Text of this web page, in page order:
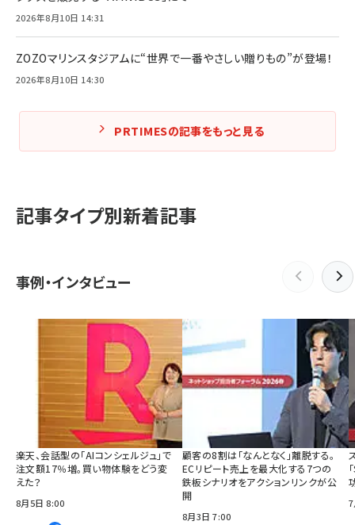
2026年8月10日 14:31
ZOZOマリンスタジアムに“世界で一番やさしい贈りもの”が登場！
2026年8月10日 14:30
PRTIMESの記事をもっと見る
記事タイプ別新着記事
事例・インタビュー
楽天、会話型の「AIコンシェルジュ」で
注文額17％増。買い物体験をどう変
えた？
8月5日 8:00
顧客の8割は「なんとなく」離脱する。
ECリピート売上を最大化する7つの
鉄板シナリオをアクションリンクが公
開
8月3日 7:00